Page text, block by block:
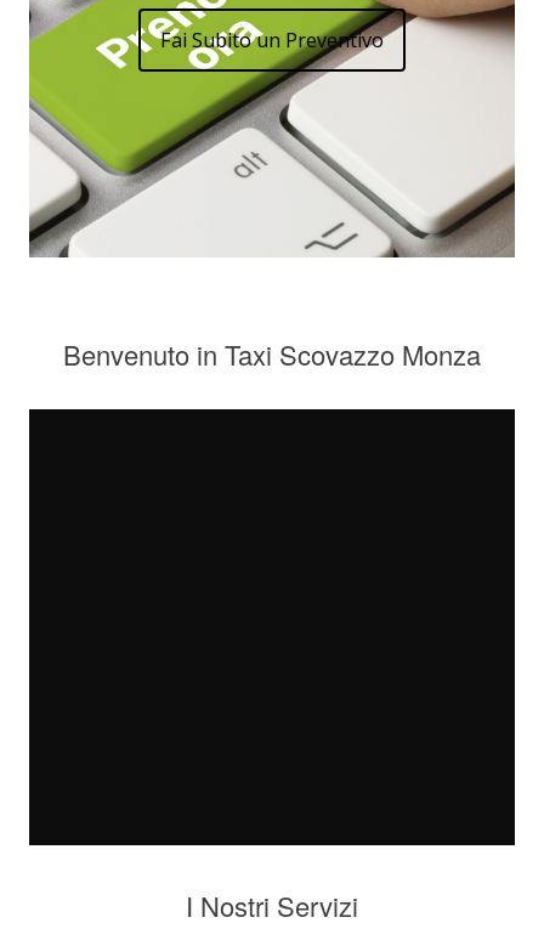
Fai Subito un Preventivo
Benvenuto in Taxi Scovazzo Monza
I Nostri Servizi